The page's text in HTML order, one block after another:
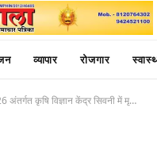
व्यापार रोजगार
केंद्र सिवनी में मृदा परीक्षण विषय पर प्रशिक्षण संपन्न